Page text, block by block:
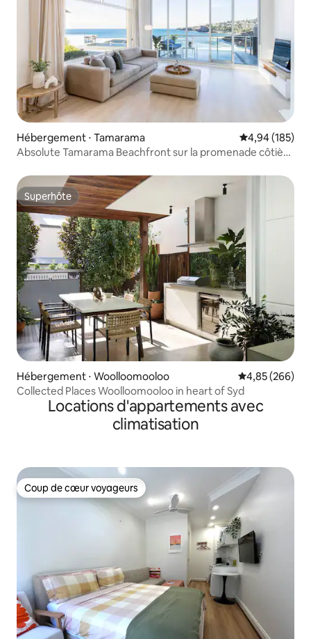
Hébergement ⋅ Tamarama Évaluation
4,94 (185)
Absolute Tamarama Beachfront sur la promenade côtière
Superhôte
Superhôte
Hébergement ⋅ Woolloomooloo Évaluation
4,85 (266)
Collected Places Woolloomooloo in heart of Syd
Locations d'appartements avec
climatisation
Coup de cœur voyageurs
Coup de cœur voyageurs